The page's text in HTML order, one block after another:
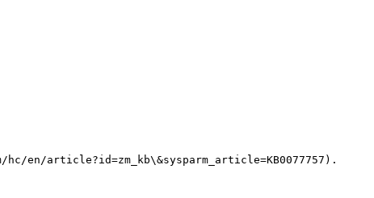
hc/en/article?id=zm_kb\&sysparm_article=KB0077757).